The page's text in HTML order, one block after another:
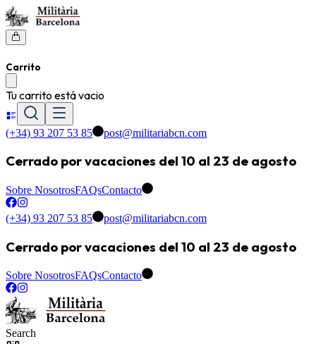
Carrito
Tu carrito está vacio
(+34) 93 207 53 85 post@militariabcn.com
Cerrado por vacaciones del 10 al 23 de agosto
Sobre NosotrosFAQsContacto
(+34) 93 207 53 85 post@militariabcn.com
Cerrado por vacaciones del 10 al 23 de agosto
Sobre NosotrosFAQsContacto
Search